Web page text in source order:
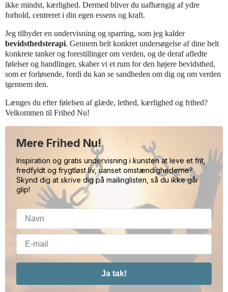
ikke mindst, kærlighed. Dermed bliver du uafhængig af ydre
forhold, centreret i din egen essens og kraft.
Jeg tilbyder en undervisning og sparring, som jeg kalder
bevidsthedsterapi. Gennem helt konkret undersøgelse af dine helt
konkrete tanker og forestillinger om verden, og de deraf afledte
følelser og handlinger, skaber vi et rum for den højere bevidsthed,
som er forløsende, fordi du kan se sandheden om dig og om verden
igennem den.
Længes du efter følelsen af glæde, lethed, kærlighed og frihed?
Velkommen til Frihed Nu!
Mere Frihed Nu!
Inspiration og gratis undervisning i kunsten at leve et frit,
fredfyldt og frygtløst liv, uanset omstændighederne?
Skynd dig at skrive dig på mailinglisten, så du ikke går
glip!